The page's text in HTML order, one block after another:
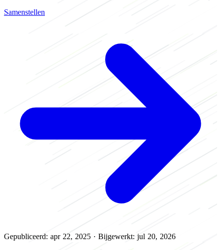
Samenstellen
Gepubliceerd: apr 22, 2025 · Bijgewerkt: jul 20, 2026